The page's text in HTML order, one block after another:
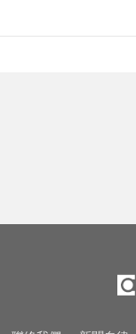
來人吐
愛玩
更順暢